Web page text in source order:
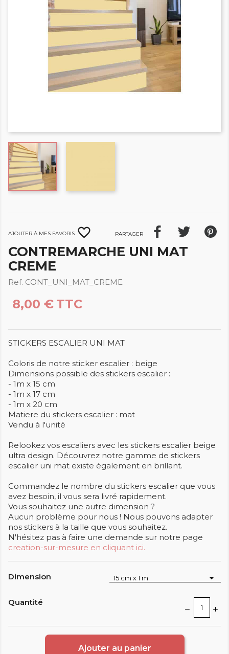
Ajouter à mes favoris favorite_border Partager
CONTREMARCHE UNI MAT
CREME
Ref. CONT_UNI_MAT_CREME
8,00 € TTC
STICKERS ESCALIER UNI MAT
Coloris de notre sticker escalier : beige
Dimensions possible des stickers escalier :
- 1m x 15 cm
- 1m x 17 cm
- 1m x 20 cm
Matiere du stickers escalier : mat
Vendu à l'unité
Relookez vos escaliers avec les stickers escalier beige
ultra design. Découvrez notre gamme de stickers
escalier uni mat existe également en brillant.
Commandez le nombre du stickers escalier que vous
avez besoin, il vous sera livré rapidement.
Vous souhaitez une autre dimension ?
Aucun problème pour nous ! Nous pouvons adapter
nos stickers à la taille que vous souhaitez.
N'hésitez pas à faire une demande sur notre page
creation-sur-mesure en cliquant ici.
Dimension
Quantité
Ajouter au panier